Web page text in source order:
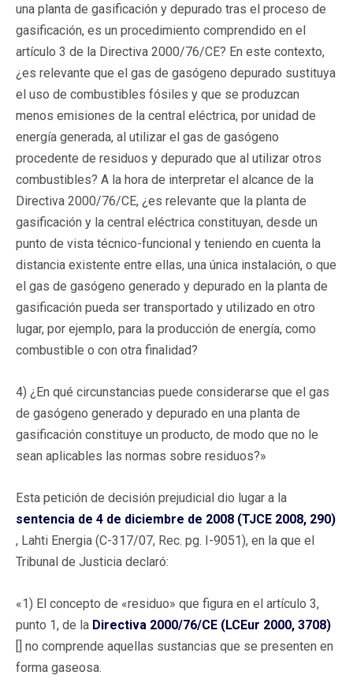
una planta de gasificación y depurado tras el proceso de
gasificación, es un procedimiento comprendido en el
artículo 3 de la Directiva 2000/76/CE? En este contexto,
¿es relevante que el gas de gasógeno depurado sustituya
el uso de combustibles fósiles y que se produzcan
menos emisiones de la central eléctrica, por unidad de
energía generada, al utilizar el gas de gasógeno
procedente de residuos y depurado que al utilizar otros
combustibles? A la hora de interpretar el alcance de la
Directiva 2000/76/CE, ¿es relevante que la planta de
gasificación y la central eléctrica constituyan, desde un
punto de vista técnico-funcional y teniendo en cuenta la
distancia existente entre ellas, una única instalación, o que
el gas de gasógeno generado y depurado en la planta de
gasificación pueda ser transportado y utilizado en otro
lugar, por ejemplo, para la producción de energía, como
combustible o con otra finalidad?
4) ¿En qué circunstancias puede considerarse que el gas
de gasógeno generado y depurado en una planta de
gasificación constituye un producto, de modo que no le
sean aplicables las normas sobre residuos?»
Esta petición de decisión prejudicial dio lugar a la
sentencia de 4 de diciembre de 2008 (TJCE 2008, 290)
, Lahti Energia (C-317/07, Rec. pg. I-9051), en la que el
Tribunal de Justicia declaró:
«1) El concepto de «residuo» que figura en el artículo 3,
punto 1, de la Directiva 2000/76/CE (LCEur 2000, 3708)
[] no comprende aquellas sustancias que se presenten en
forma gaseosa.